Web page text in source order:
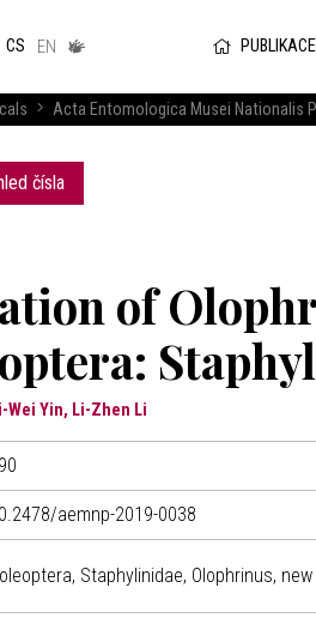
CS EN
v českém
Acta Entomologica Musei Nationalis
čísla
of
Wei Yin, Li-Zhen Li
aemnp-2019-0038
Staphylinidae, Olophrinus,